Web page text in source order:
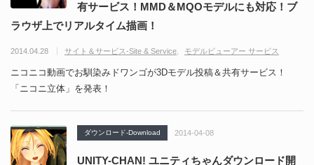
有サービス！MMD＆MQOモデルにも対応！ブ
ラウザ上でリアルタイム描画！
2014.04.28 サイト＆サービス-Site & Service モデルビューアー サービス
ニコニコ動画でお馴染みドワンゴが3Dモデル投稿＆共有サービス！
「ニコニ立体」を発表！
ダウンロード-Download 2014-04-08
UNITY-CHAN! ユニティちゃんダウンロード開